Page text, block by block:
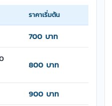
ราคาเริ่มต้น
700 บาท
800 บาท
900 บาท